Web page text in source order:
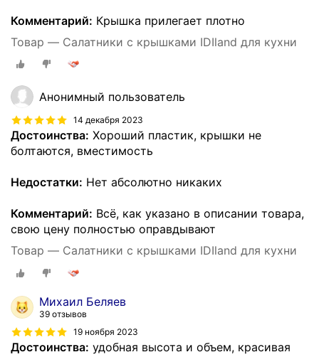
Комментарий: Крышка прилегает плотно
Товар — Салатники с крышками IDIland для кухни
Анонимный пользователь
14 декабря 2023
Достоинства: Хороший пластик, крышки не
болтаются, вместимость
Недостатки: Нет абсолютно никаких
Комментарий: Всё, как указано в описании товара,
свою цену полностью оправдывают
Товар — Салатники с крышками IDIland для кухни
Михаил Беляев
39 отзывов
19 ноября 2023
Достоинства: удобная высота и объем, красивая